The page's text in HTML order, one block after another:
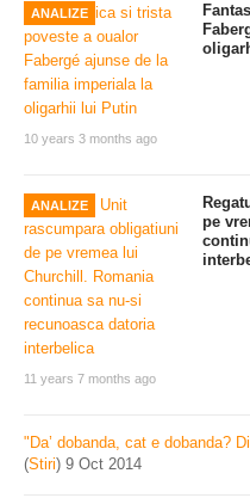
ANALIZE
10 years 3 months ago
ANALIZE
11 years 7 months ago
pe
"Da’ dobanda, cat e dobanda?
(Stiri) 9 Oct 2014